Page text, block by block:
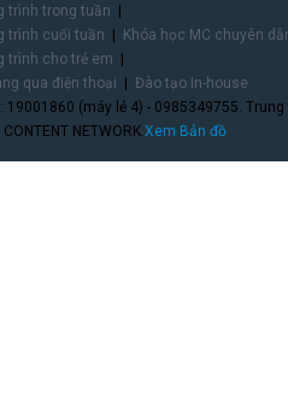
trình trong tuần
trình cuối tuần
Khóa học MC chuyên
trình cho trẻ em
qua điện thoại
Đào tạo In-house
19001860 (máy lẻ 4) - 0985349755.
NETWORK.Xem Bản đồ